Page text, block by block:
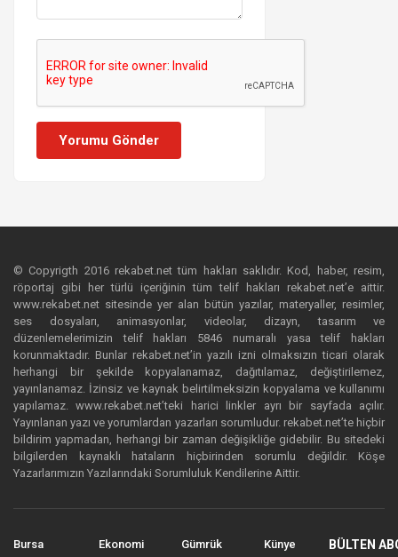
Yorumu Gönder
© Copyrigth 2016 rekabet.net tüm hakları saklıdır. Kod, haber, resim,
röportaj gibi her türlü içeriğinin tüm telif hakları rekabet.net’e aittir.
www.rekabet.net sitesinde yer alan bütün yazılar, materyaller, resimler,
ses dosyaları, animasyonlar, videolar, dizayn, tasarım ve
düzenlemelerimizin telif hakları 5846 numaralı yasa telif hakları
korunmaktadır. Bunlar rekabet.net’in yazılı izni olmaksızın ticari olarak
herhangi bir şekilde kopyalanamaz, dağıtılamaz, değiştirilemez,
yayınlanamaz. İzinsiz ve kaynak belirtilmeksizin kopyalama ve kullanımı
yapılamaz. www.rekabet.net’teki harici linkler ayrı bir sayfada açılır.
Yayınlanan yazı ve yorumlardan yazarları sorumludur. rekabet.net’te hiçbir
bildirim yapmadan, herhangi bir zaman değişikliğe gidebilir. Bu sitedeki
bilgilerden kaynaklı hataların hiçbirinden sorumlu değildir. Köşe
Yazarlarımızın Yazılarındaki Sorumluluk Kendilerine Aittir.
Bursa
Ekonomi
Gümrük
Künye
BÜLTEN